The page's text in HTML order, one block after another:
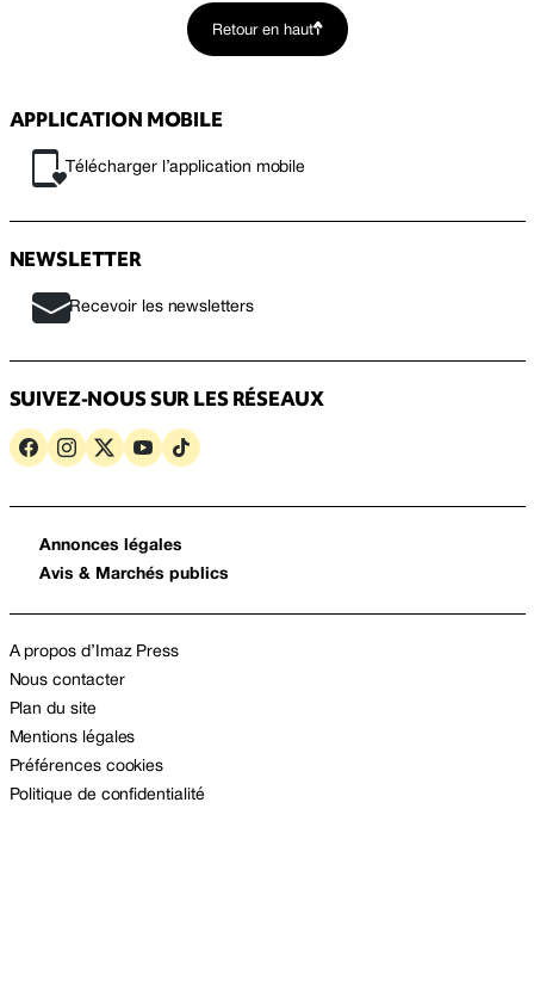
Retour en haut
APPLICATION MOBILE
Télécharger l’application mobile
NEWSLETTER
Recevoir les newsletters
SUIVEZ-NOUS SUR LES RÉSEAUX
Annonces légales
Avis & Marchés publics
A propos d’Imaz Press
Nous contacter
Plan du site
Mentions légales
Préférences cookies
Politique de confidentialité